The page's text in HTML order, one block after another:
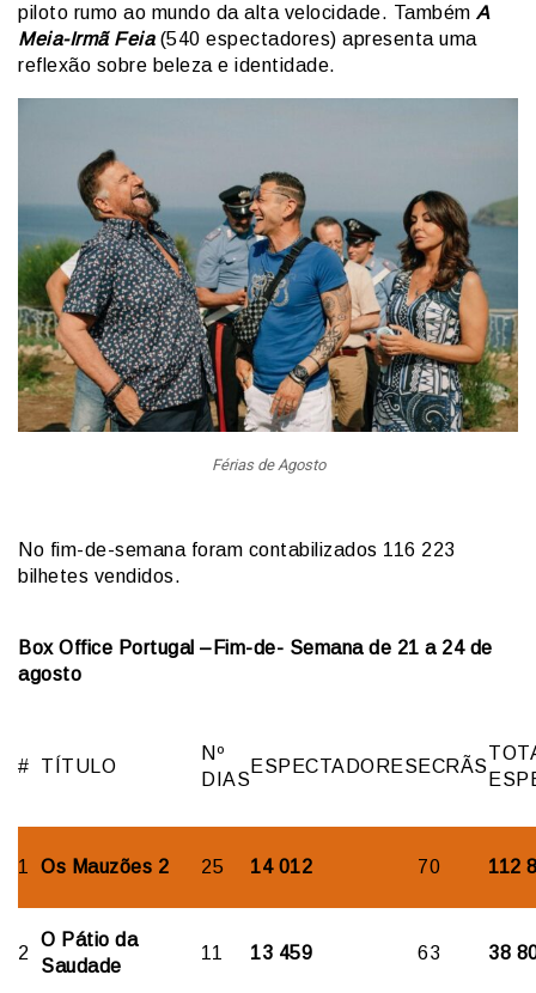
piloto rumo ao mundo da alta velocidade. Também A
Meia-Irmã Feia(540 espectadores) apresenta uma
reflexão sobre beleza e identidade.
Férias de Agosto
No fim-de-semana foram contabilizados 116 223
bilhetes vendidos.
Box Office Portugal –Fim-de- Semana de 21 a 24 de
agosto
# TÍTULO
Nº
DIAS
ESPECTADORESECRÃS
1 Os Mauzões 2 25 14 012 70 112
2
O Pátio da
Saudade
11 13 459 63 38